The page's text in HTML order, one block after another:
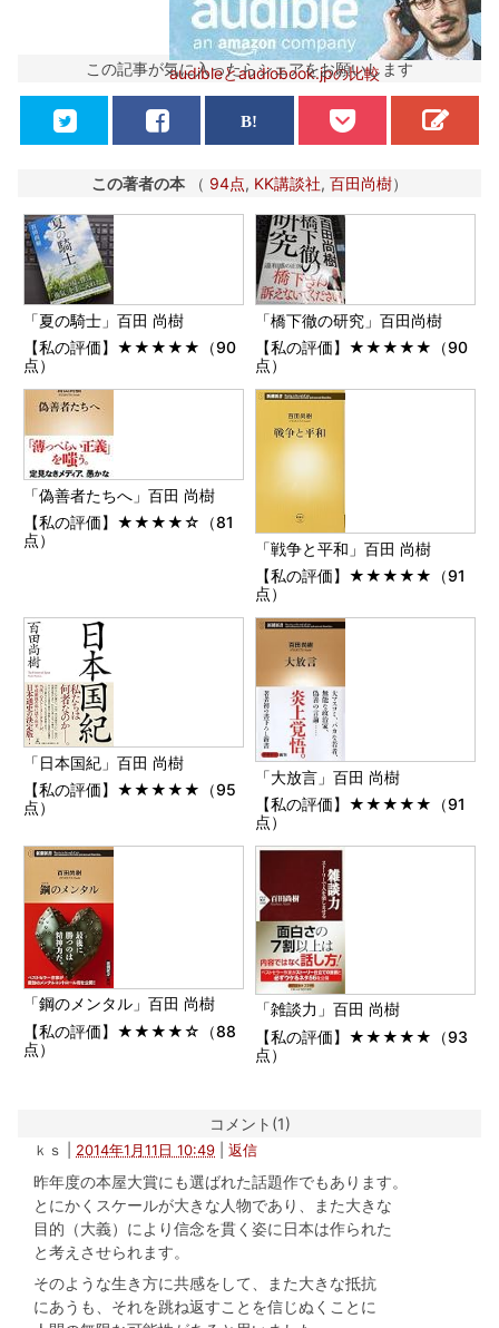
audibleとaudiobook.jpの比較
この記事が気に入ったらシェアをお願いします
この著者の本 （ 94点, KK講談社, 百田尚樹）
「夏の騎士」百田 尚樹
【私の評価】★★★★★（90
点）
「橋下徹の研究」百田尚樹
【私の評価】★★★★★（90
点）
「偽善者たちへ」百田 尚樹
【私の評価】★★★★☆（81
点）
「戦争と平和」百田 尚樹
【私の評価】★★★★★（91
点）
「日本国紀」百田 尚樹
【私の評価】★★★★★（95
点）
「大放言」百田 尚樹
【私の評価】★★★★★（91
点）
「鋼のメンタル」百田 尚樹
【私の評価】★★★★☆（88
点）
「雑談力」百田 尚樹
【私の評価】★★★★★（93
点）
コメント(1)
ｋｓ 2014年1月11日 10:49 返信
昨年度の本屋大賞にも選ばれた話題作でもあります。
とにかくスケールが大きな人物であり、また大きな
目的（大義）により信念を貫く姿に日本は作られた
と考えさせられます。
そのような生き方に共感をして、また大きな抵抗
にあうも、それを跳ね返すことを信じぬくことに